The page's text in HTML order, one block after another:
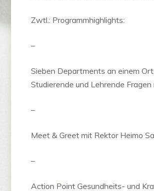
Zwtl.: Programmhighlights:
–
Sieben Departments an einem
Studierende und Lehrende Fragen
–
Meet & Greet mit Rektor Heimo
–
Action Point Gesundheits- und